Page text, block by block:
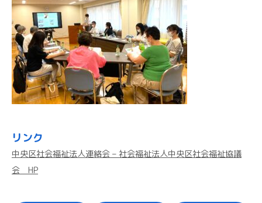
リンク
中央区社会福祉法人連絡会 – 社会福祉法人中央区社会福祉協議
会 HP